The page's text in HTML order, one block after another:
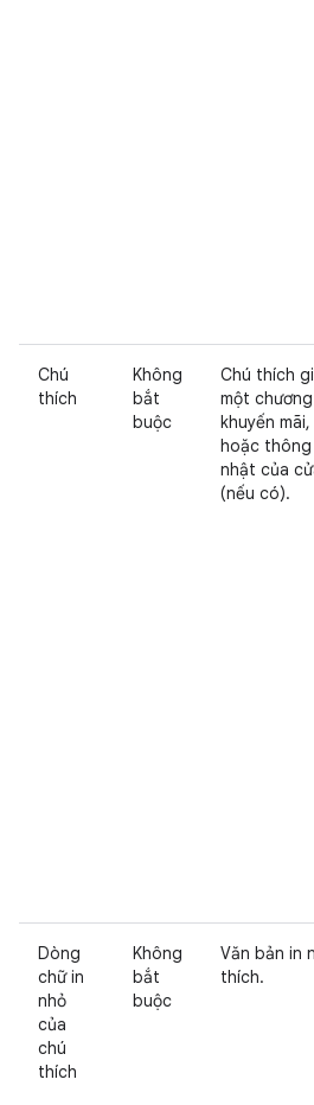
Chú
thích
Không
bắt
buộc
Chú thích
một
khuyến
hoặc
nhật của
(nếu có).
Dòng
chữ in
nhỏ
của
chú
thích
Không
bắt
buộc
Văn bản in
thích.